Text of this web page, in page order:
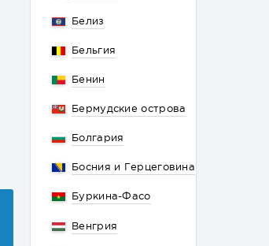
Белиз
Бельгия
Бенин
Бермудские острова
Болгария
Босния и Герцеговина
Буркина-Фасо
Венгрия